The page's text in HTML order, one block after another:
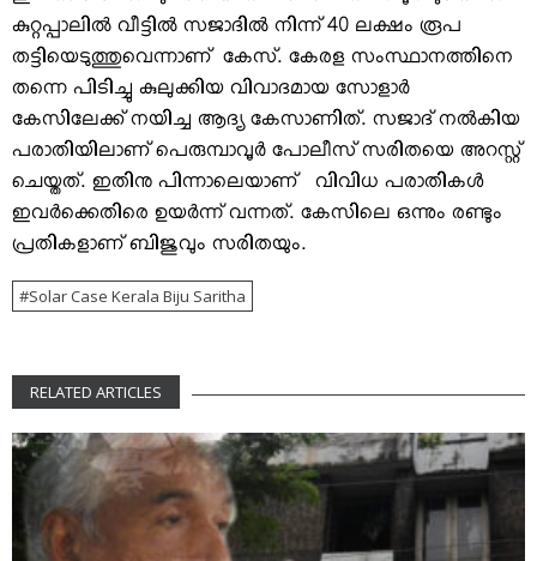
കുറ്റപ്പാലില്‍ വീട്ടില്‍ സജാദില്‍ നിന്ന് 40 ലക്ഷം രൂപ
തട്ടിയെടുത്തുവെന്നാണ് കേസ്. കേരള സംസ്ഥാനത്തിനെ
തന്നെ പിടിച്ചു കുലുക്കിയ വിവാദമായ സോളാര്‍
കേസിലേക്ക് നയിച്ച ആദ്യ കേസാണിത്. സജാദ് നല്‍കിയ
പരാതിയിലാണ് പെരുമ്പാവൂര്‍ പോലീസ് സരിതയെ അറസ്റ്റ്
ചെയ്തത്. ഇതിനു പിന്നാലെയാണ് വിവിധ പരാതികള്‍
ഇവര്‍ക്കെതിരെ ഉയര്‍ന്ന് വന്നത്. കേസിലെ ഒന്നും രണ്ടും
പ്രതികളാണ് ബിജുവും സരിതയും.
Solar Case Kerala Biju Saritha
RELATED ARTICLES